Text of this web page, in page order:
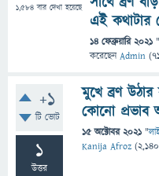
1,584 বার দেখা হয়েছে
এই কথাটার
14 ফেব্রুয়ারি 2021 "
করেছেনAdmin (
+1
টি ভোট
1
উত্তর
মুখে ব্রণ
কোনো প্রভাব
15 অক্টোবর 2021 "
Kanija Afroz (2,140